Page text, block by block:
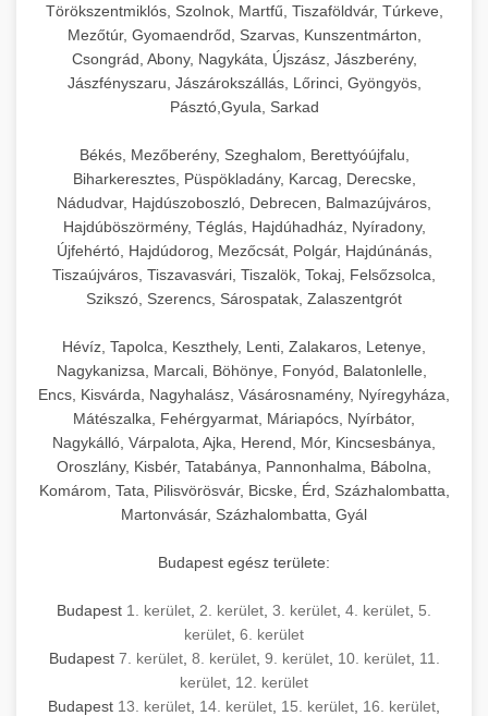
Törökszentmiklós, Szolnok, Martfű, Tiszaföldvár, Túrkeve,
Mezőtúr, Gyomaendrőd, Szarvas, Kunszentmárton,
Csongrád, Abony, Nagykáta, Újszász, Jászberény,
Jászfényszaru, Jászárokszállás, Lőrinci, Gyöngyös,
Pásztó,Gyula, Sarkad
Békés, Mezőberény, Szeghalom, Berettyóújfalu,
Biharkeresztes, Püspökladány, Karcag, Derecske,
Nádudvar, Hajdúszoboszló, Debrecen, Balmazújváros,
Hajdúböszörmény, Téglás, Hajdúhadház, Nyíradony,
Újfehértó, Hajdúdorog, Mezőcsát, Polgár, Hajdúnánás,
Tiszaújváros, Tiszavasvári, Tiszalök, Tokaj, Felsőzsolca,
Szikszó, Szerencs, Sárospatak, Zalaszentgrót
Hévíz, Tapolca, Keszthely, Lenti, Zalakaros, Letenye,
Nagykanizsa, Marcali, Böhönye, Fonyód, Balatonlelle,
Encs, Kisvárda, Nagyhalász, Vásárosnamény, Nyíregyháza,
Mátészalka, Fehérgyarmat, Máriapócs, Nyírbátor,
Nagykálló, Várpalota, Ajka, Herend, Mór, Kincsesbánya,
Oroszlány, Kisbér, Tatabánya, Pannonhalma, Bábolna,
Komárom, Tata, Pilisvörösvár, Bicske, Érd, Százhalombatta,
Martonvásár, Százhalombatta, Gyál
Budapest egész területe:
Budapest 1. kerület 2. kerület 3. kerület 4. kerület 5.
kerület 6. kerület
Budapest 7. kerület, 8. kerület, 9. kerület, 10. kerület, 11.
kerület 12. kerület
Budapest 13. kerület 14. kerület 15. kerület 16. kerület